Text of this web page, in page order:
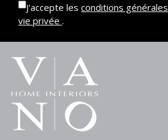
J'accepte les conditions générales
vie privée .